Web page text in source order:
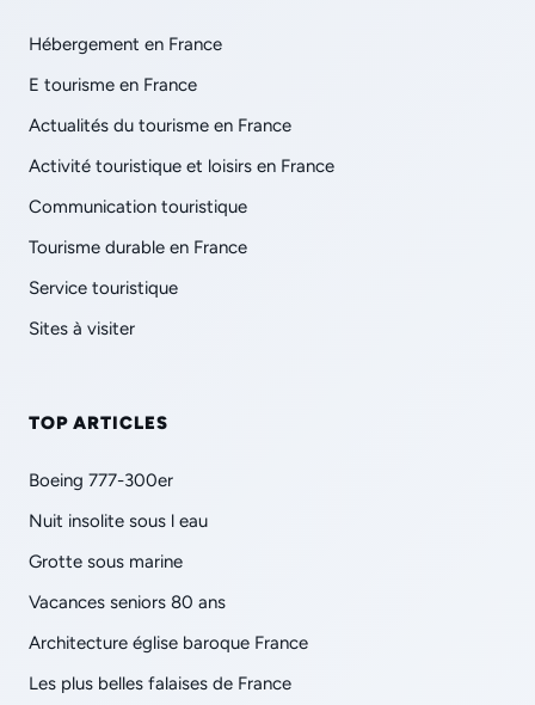
Hébergement en France
E tourisme en France
Actualités du tourisme en France
Activité touristique et loisirs en France
Communication touristique
Tourisme durable en France
Service touristique
Sites à visiter
TOP ARTICLES
Boeing 777-300er
Nuit insolite sous l eau
Grotte sous marine
Vacances seniors 80 ans
Architecture église baroque France
Les plus belles falaises de France